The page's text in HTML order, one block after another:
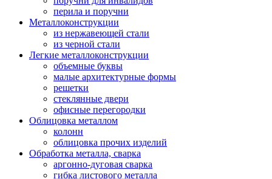
перила и поручни
Металлоконструкции
из нержавеющей стали
из черной стали
Легкие металлоконструкции
объемные буквы
малые архитектурные формы
решетки
стеклянные двери
офисные перегородки
Облицовка металлом
колонн
облицовка прочих изделий
Обработка металла, сварка
аргонно-дуговая сварка
гибка листового металла